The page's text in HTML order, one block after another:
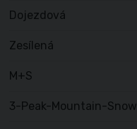
Dojezdová
Zesílená
M+S
3-Peak-Mountain-